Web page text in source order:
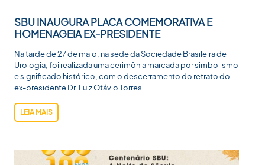
SBU INAUGURA PLACA COMEMORATIVA E
HOMENAGEIA EX-PRESIDENTE
Na tarde de 27 de maio, na sede da Sociedade Brasileira de
Urologia, foi realizada uma cerimônia marcada por simbolismo
e significado histórico, com o descerramento do retrato do
ex-presidente Dr. Luiz Otávio Torres
LEIA MAIS